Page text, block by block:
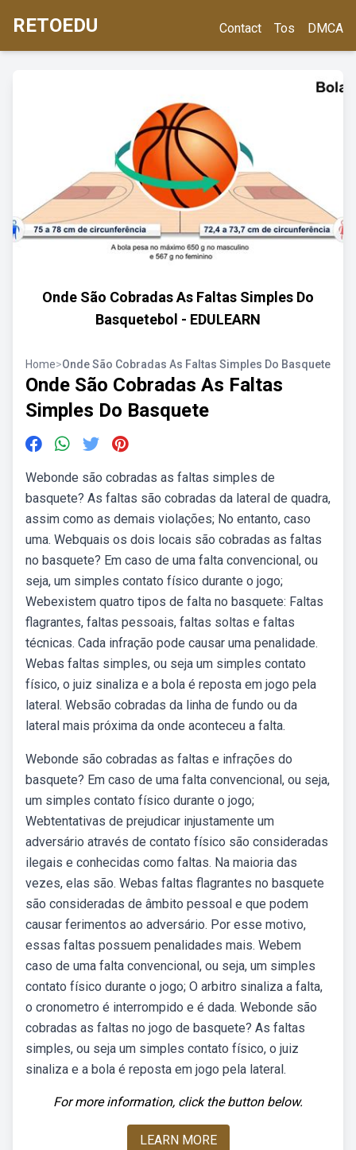
RETOEDU Contact Tos DMCA
Onde São Cobradas As Faltas Simples Do
Basquetebol - EDULEARN
Home>Onde São Cobradas As Faltas Simples Do Basquete
Onde São Cobradas As Faltas
Simples Do Basquete
Webonde são cobradas as faltas simples de
basquete? As faltas são cobradas da lateral de quadra,
assim como as demais violações; No entanto, caso
uma. Webquais os dois locais são cobradas as faltas
no basquete? Em caso de uma falta convencional, ou
seja, um simples contato físico durante o jogo;
Webexistem quatro tipos de falta no basquete: Faltas
flagrantes, faltas pessoais, faltas soltas e faltas
técnicas. Cada infração pode causar uma penalidade.
Webas faltas simples, ou seja um simples contato
físico, o juiz sinaliza e a bola é reposta em jogo pela
lateral. Websão cobradas da linha de fundo ou da
lateral mais próxima da onde aconteceu a falta.
Webonde são cobradas as faltas e infrações do
basquete? Em caso de uma falta convencional, ou seja,
um simples contato físico durante o jogo;
Webtentativas de prejudicar injustamente um
adversário através de contato físico são consideradas
ilegais e conhecidas como faltas. Na maioria das
vezes, elas são. Webas faltas flagrantes no basquete
são consideradas de âmbito pessoal e que podem
causar ferimentos ao adversário. Por esse motivo,
essas faltas possuem penalidades mais. Webem
caso de uma falta convencional, ou seja, um simples
contato físico durante o jogo; O arbitro sinaliza a falta,
o cronometro é interrompido e é dada. Webonde são
cobradas as faltas no jogo de basquete? As faltas
simples, ou seja um simples contato físico, o juiz
sinaliza e a bola é reposta em jogo pela lateral.
For more information, click the button below.
LEARN MORE